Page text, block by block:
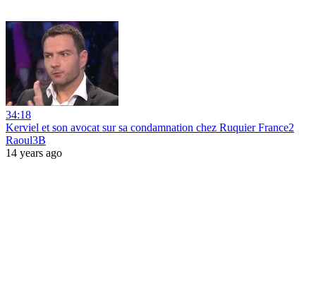
34:18
Kerviel et son avocat sur sa condamnation chez Ruquier France2
Raoul3B
14 years ago